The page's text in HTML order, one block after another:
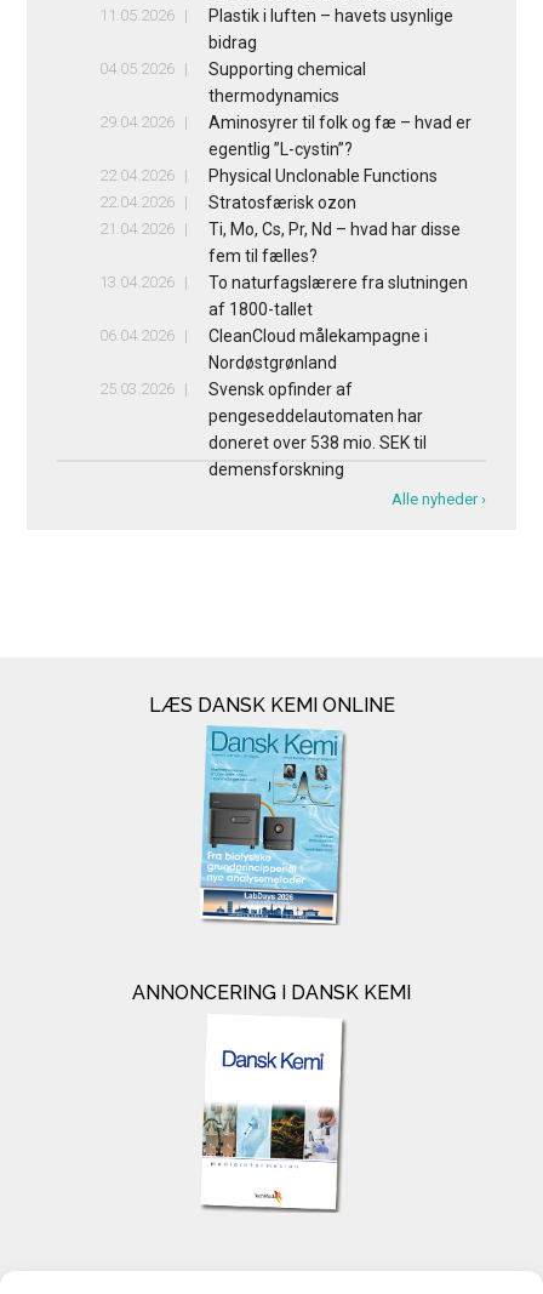
11.05.2026
Plastik i luften – havets usynlige
bidrag
04.05.2026
Supporting chemical
thermodynamics
29.04.2026
Aminosyrer til folk og fæ – hvad er
egentlig ”L-cystin”?
22.04.2026 Physical Unclonable Functions
22.04.2026 Stratosfærisk ozon
21.04.2026
Ti, Mo, Cs, Pr, Nd – hvad har disse
fem til fælles?
13.04.2026
To naturfagslærere fra slutningen
af 1800-tallet
06.04.2026
CleanCloud målekampagne i
Nordøstgrønland
25.03.2026
Svensk opfinder af
pengeseddelautomaten har
doneret over 538 mio. SEK til
demensforskning
Alle nyheder ›
LÆS DANSK KEMI ONLINE
ANNONCERING I DANSK KEMI